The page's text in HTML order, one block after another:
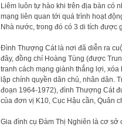
Liêm luôn tự hào khi trên địa bàn có
mạng liên quan tới quá trình hoạt
Nhà nước, trong đó có 3 di tích
Đình Thượng Cát là nơi đã diễn ra
đây, đồng chí Hoàng Tùng (được
tranh cách mạng giành thắng lợi,
lập chính quyền dân chủ, nhân dân.
đoạn 1964-1972), đình Thượng Cát
của đơn vị K10, Cục Hậu cần, Quân
Gia đình cụ Đàm Thị Nghiên là cơ sở